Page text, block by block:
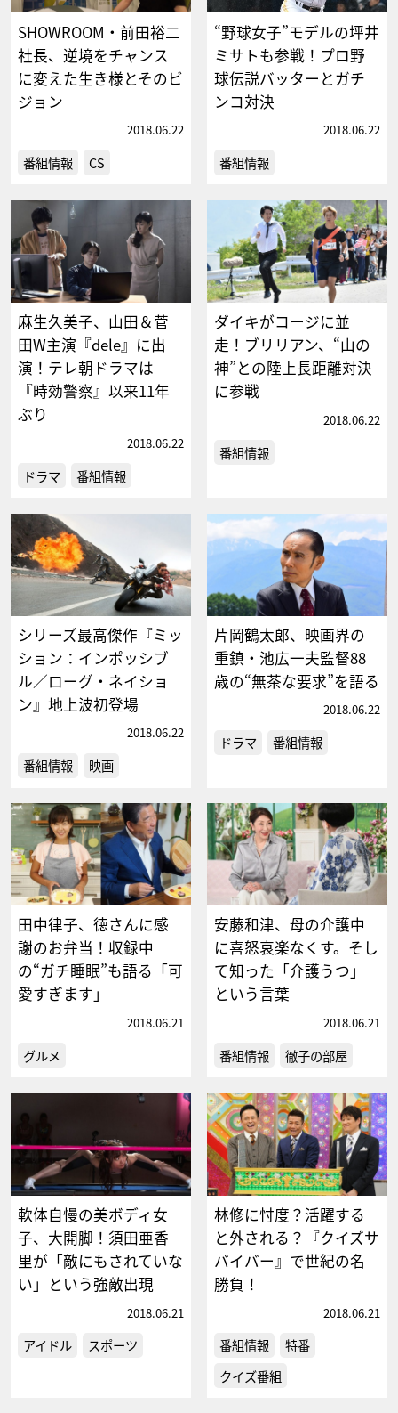
SHOWROOM・前田裕二
社長、逆境をチャンス
に変えた生き様とそのビ
ジョン
2018.06.22
番組情報 CS
“野球女子”モデルの坪井
ミサトも参戦！プロ野
球伝説バッターとガチ
ンコ対決
2018.06.22
番組情報
麻生久美子、山田＆菅
田W主演『dele』に出
演！テレ朝ドラマは
『時効警察』以来11年
ぶり
2018.06.22
ドラマ 番組情報
ダイキがコージに並
走！ブリリアン、“山の
神”との陸上長距離対決
に参戦
2018.06.22
番組情報
シリーズ最高傑作『ミッ
ション：インポッシブ
ル／ローグ・ネイショ
ン』地上波初登場
2018.06.22
番組情報 映画
片岡鶴太郎、映画界の
重鎮・池広一夫監督88
歳の“無茶な要求”を語る
2018.06.22
ドラマ 番組情報
田中律子、徳さんに感
謝のお弁当！収録中
の“ガチ睡眠”も語る「可
愛すぎます」
2018.06.21
グルメ
安藤和津、母の介護中
に喜怒哀楽なくす。そし
て知った「介護うつ」
という言葉
2018.06.21
番組情報 徹子の部屋
軟体自慢の美ボディ女
子、大開脚！須田亜香
里が「敵にもされていな
い」という強敵出現
2018.06.21
アイドル スポーツ
林修に忖度？活躍する
と外される？『クイズサ
バイバー』で世紀の名
勝負！
2018.06.21
番組情報
特番
クイズ番組